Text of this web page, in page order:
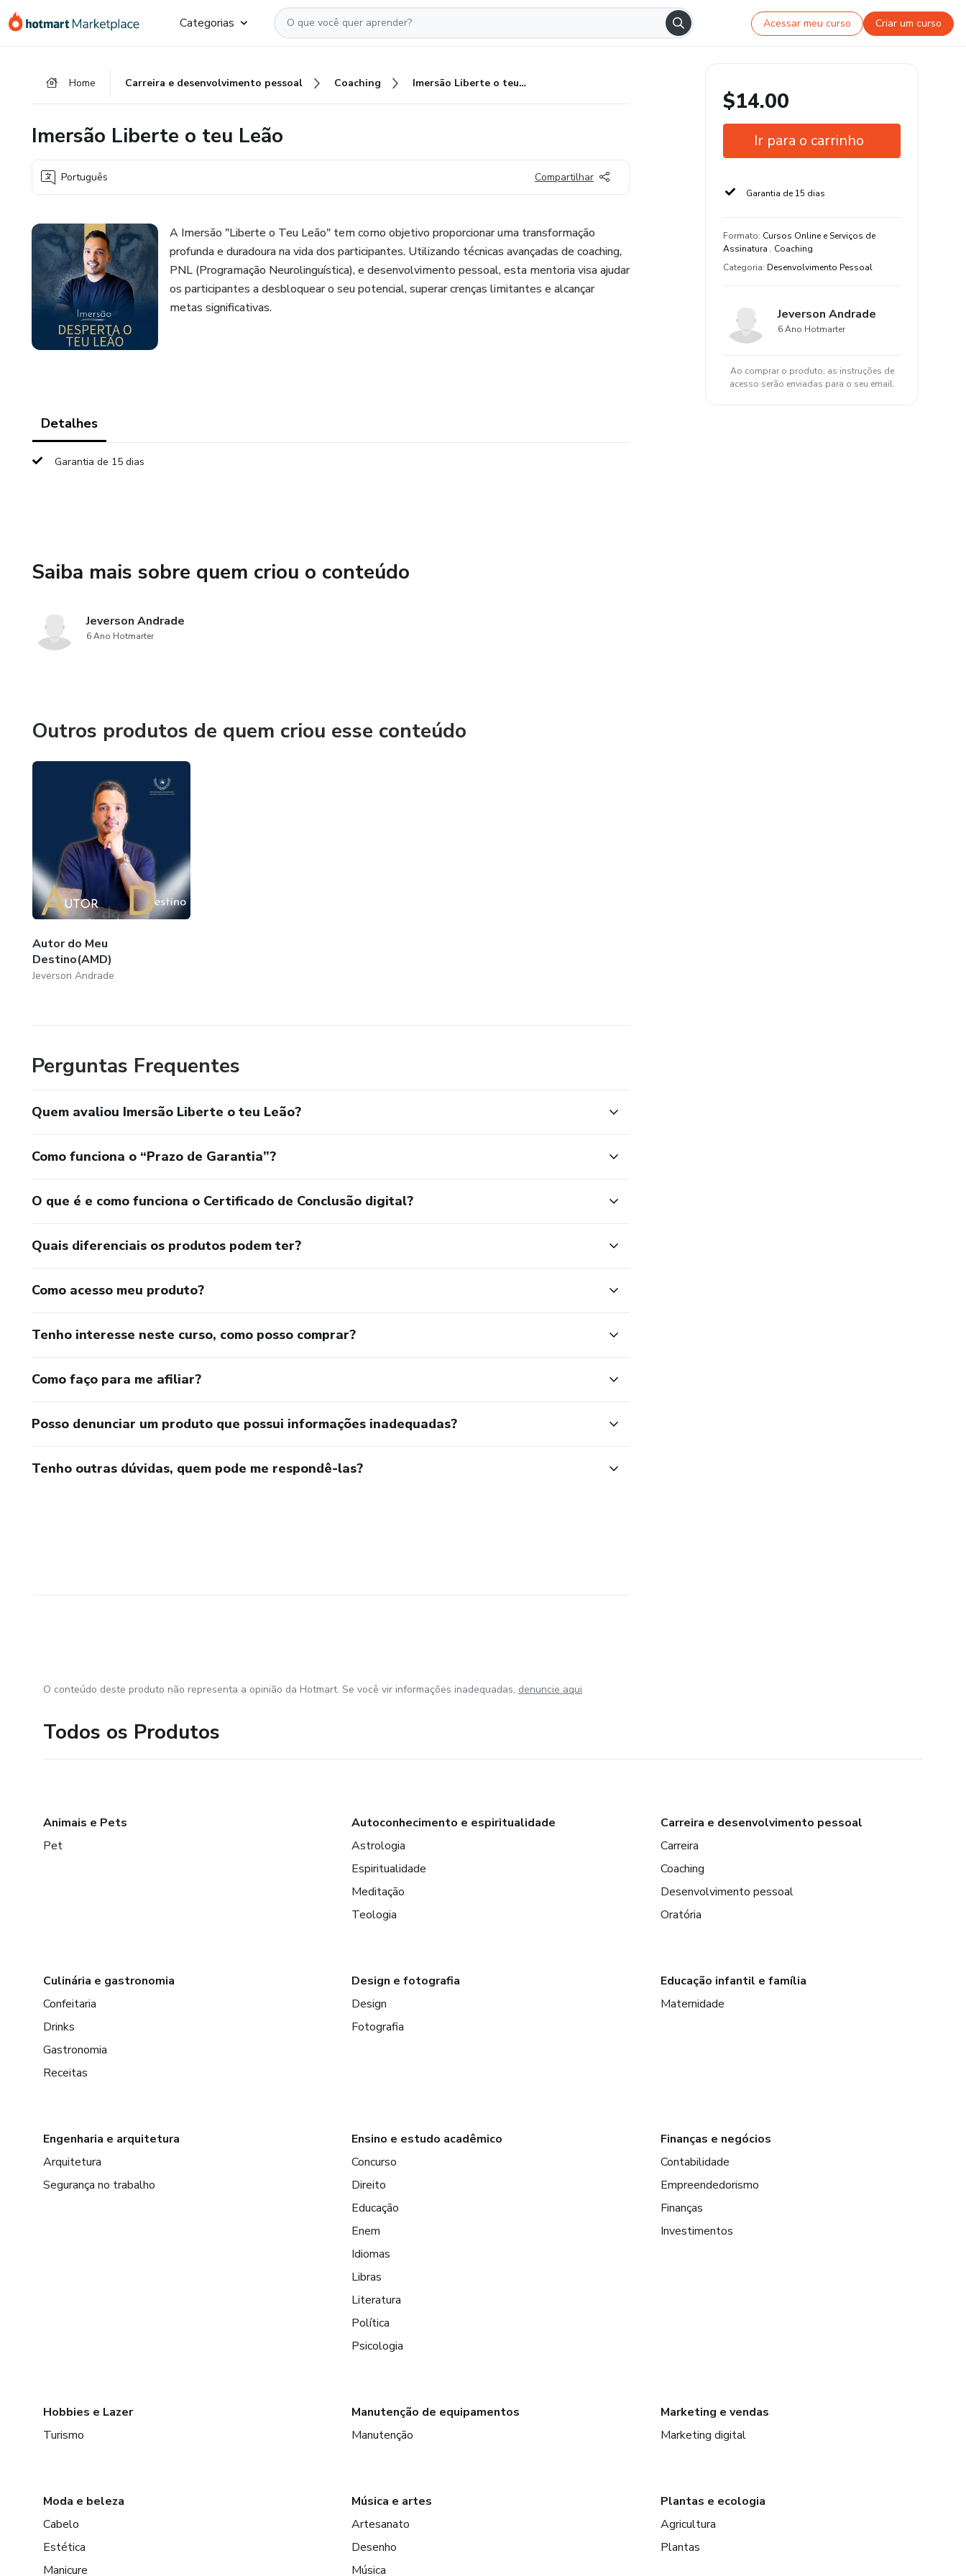
para
para
para
Categorias Acessar meu curso Criar um curso
Home Carreira e desenvolvimento pessoal Coaching Imersão Liberte o teu Leão
Imersão Liberte o teu Leão
Português Compartilhar
A Imersão "Liberte o Teu Leão" tem como objetivo proporcionar uma transformação
profunda e duradoura na vida dos participantes. Utilizando técnicas avançadas de coaching,
PNL (Programação Neurolinguística), e desenvolvimento pessoal, esta mentoria visa ajudar
os participantes a desbloquear o seu potencial, superar crenças limitantes e alcançar
metas significativas.
Detalhes
Garantia de 15 dias
Saiba mais sobre quem criou o conteúdo
Jeverson Andrade
6 Ano Hotmarter
Outros produtos de quem criou esse conteúdo
Autor do Meu
Destino(AMD)
Jeverson Andrade
Perguntas Frequentes
Quem avaliou Imersão Liberte o teu Leão?
Como funciona o “Prazo de Garantia”?
O que é e como funciona o Certificado de Conclusão digital?
Quais diferenciais os produtos podem ter?
Como acesso meu produto?
Tenho interesse neste curso, como posso comprar?
Como faço para me afiliar?
Posso denunciar um produto que possui informações inadequadas?
Tenho outras dúvidas, quem pode me respondê-las?
$14.00
Ir para o carrinho
Garantia de 15 dias
Formato: Cursos Online e Serviços de
Assinatura . Coaching
Categoria: Desenvolvimento Pessoal
Jeverson Andrade
6 Ano Hotmarter
Ao comprar o produto, as instruções de
acesso serão enviadas para o seu email.
O conteúdo deste produto não representa a opinião da Hotmart. Se você vir informações inadequadas, denuncie aqui
Todos os Produtos
Animais e Pets
Pet
Autoconhecimento e espiritualidade
Astrologia
Espiritualidade
Meditação
Teologia
Carreira e desenvolvimento pessoal
Carreira
Coaching
Desenvolvimento pessoal
Oratória
Culinária e gastronomia
Confeitaria
Drinks
Gastronomia
Receitas
Design e fotografia
Design
Fotografia
Educação infantil e família
Maternidade
Engenharia e arquitetura
Arquitetura
Segurança no trabalho
Ensino e estudo acadêmico
Concurso
Direito
Educação
Enem
Idiomas
Libras
Literatura
Política
Psicologia
Finanças e negócios
Contabilidade
Empreendedorismo
Finanças
Investimentos
Hobbies e Lazer
Turismo
Manutenção de equipamentos
Manutenção
Marketing e vendas
Marketing digital
Moda e beleza
Cabelo
Estética
Manicure
Música e artes
Artesanato
Desenho
Música
Plantas e ecologia
Agricultura
Plantas